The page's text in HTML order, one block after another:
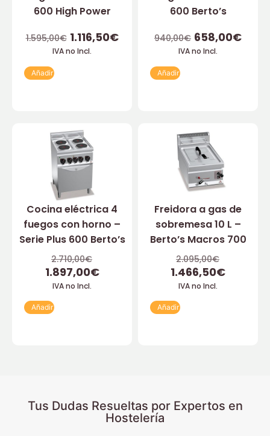
600 High Power
1.595,00€ 1.116,50€
IVA no Incl.
Añadir
600 Berto’s
940,00€ 658,00€
IVA no Incl.
Añadir
Cocina eléctrica 4
fuegos con horno –
Serie Plus 600 Berto’s
2.710,00€
1.897,00€
IVA no Incl.
Añadir
Freidora a gas de
sobremesa 10 L –
Berto’s Macros 700
2.095,00€
1.466,50€
IVA no Incl.
Añadir
Tus Dudas Resueltas por Expertos en
Hostelería